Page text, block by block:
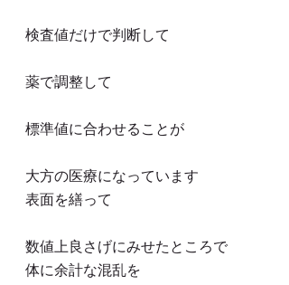
検査値だけで判断して
薬で調整して
標準値に合わせることが
大方の医療になっています
表面を繕って
数値上良さげにみせたところで
体に余計な混乱を